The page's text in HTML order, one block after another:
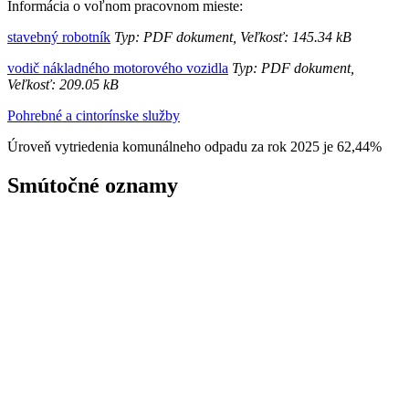
Informácia o voľnom pracovnom mieste:
stavebný robotník Typ: PDF dokument, Veľkosť: 145.34 kB
vodič nákladného motorového vozidla Typ: PDF dokument,
Veľkosť: 209.05 kB
Pohrebné a cintorínske služby
Úroveň vytriedenia komunálneho odpadu za rok 2025 je 62,44%
Smútočné oznamy